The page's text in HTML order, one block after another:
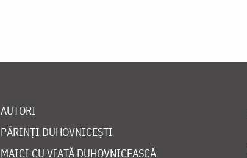
AUTORI
PĂRINȚI DUHOVNICEȘTI
MAICI CU VIAȚĂ DUHOVNICEASCĂ